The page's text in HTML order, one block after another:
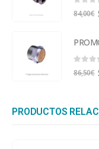
0 out
84,00€
0 out
86,50€
PRODUCTOS